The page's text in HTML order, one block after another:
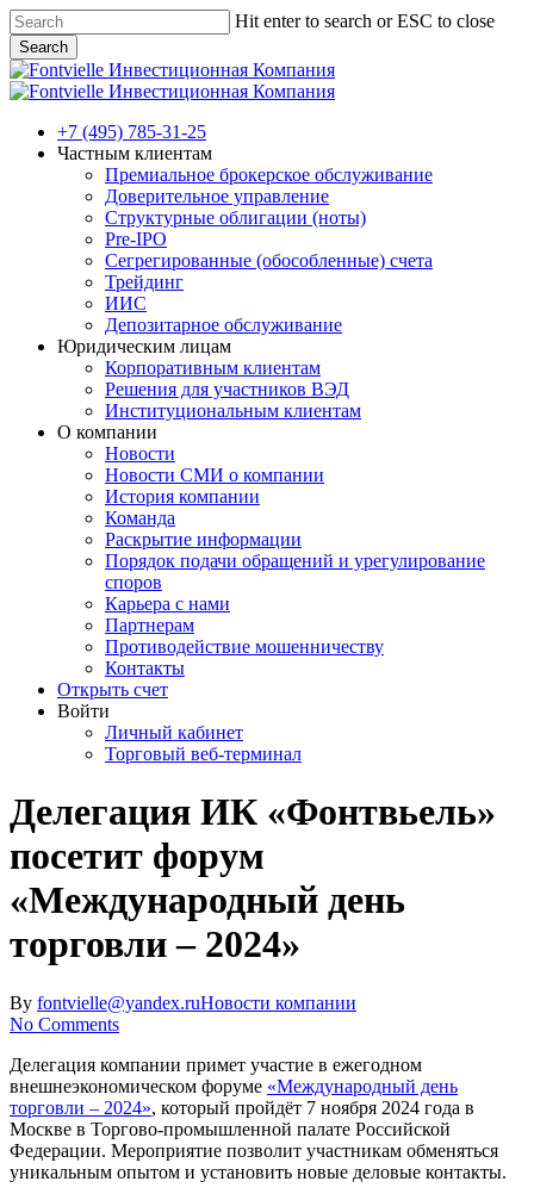
Skip
to
main
content
Hit enter to search or ESC to close
Search
Close
Search
Menu
+7 (495) 785-31-25
Частным клиентам
Премиальное брокерское обслуживание
Доверительное управление
Структурные облигации (ноты)
Pre-IPO
Сегрегированные (обособленные) счета
Трейдинг
ИИС
Депозитарное обслуживание
Юридическим лицам
Корпоративным клиентам
Решения для участников ВЭД
Институциональным клиентам
О компании
Новости
Новости СМИ о компании
История компании
Команда
Раскрытие информации
Порядок подачи обращений и урегулирование
споров
Карьера с нами
Партнерам
Противодействие мошенничеству
Контакты
Открыть счет
Войти
Личный кабинет
Торговый веб-терминал
Делегация ИК «Фонтвьель»
посетит форум
«Международный день
торговли – 2024»
By fontvielle@yandex.ruНовости компании
No Comments
Делегация компании примет участие в ежегодном
внешнеэкономическом форуме «Международный день
торговли – 2024», который пройдёт 7 ноября 2024 года в
Москве в Торгово-промышленной палате Российской
Федерации. Мероприятие позволит участникам обменяться
уникальным опытом и установить новые деловые контакты.